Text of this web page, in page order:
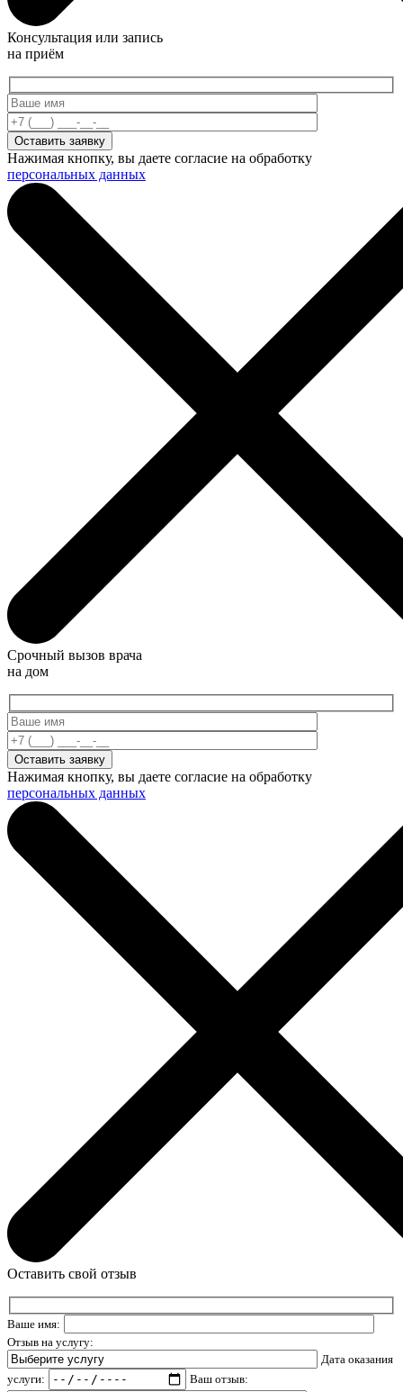
Консультация или запись
на приём
Нажимая кнопку, вы даете согласие на обработку
персональных данных
Срочный вызов врача
на дом
Нажимая кнопку, вы даете согласие на обработку
персональных данных
Оставить свой отзыв
Ваше имя:
Отзыв на услугу:
Дата оказания
услуги:
Ваш отзыв: